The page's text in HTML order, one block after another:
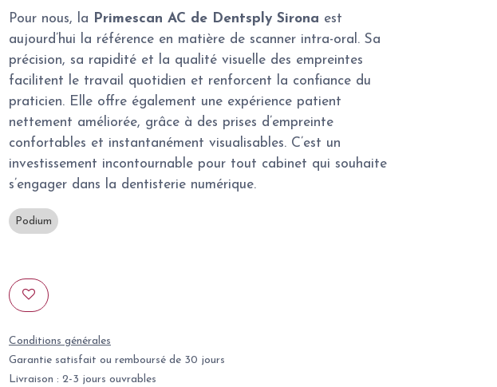
Pour nous, la
Primescan AC de Dentsply Sirona est
aujourd’hui la référence en matière de scanner intra-oral. Sa
précision, sa rapidité et la qualité visuelle des empreintes
facilitent le travail quotidien et renforcent la confiance du
praticien. Elle offre également une expérience patient
nettement améliorée, grâce à des prises d’empreinte
confortables et instantanément visualisables. C’est un
investissement incontournable pour tout cabinet qui souhaite
s’engager dans la dentisterie numérique.
Podium
Conditions générales
Garantie satisfait ou remboursé de 30 jours
Livraison : 2-3 jours ouvrables